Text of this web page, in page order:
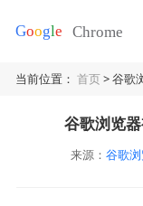
当前位置：首页> 谷歌
谷歌浏览
来源： 谷歌